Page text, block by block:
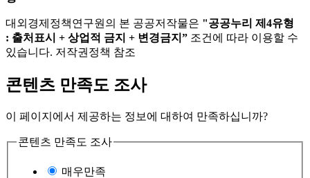
대외경제정책연구원의 본 공공저작물은 "공공누리 제4유형
: 출처표시 + 상업적 금지 + 변경금지” 조건에 따라 이용할 수
있습니다. 저작권정책 참조
콘텐츠 만족도 조사
이 페이지에서 제공하는 정보에 대하여 만족하십니까?
콘텐츠 만족도 조사
매우만족